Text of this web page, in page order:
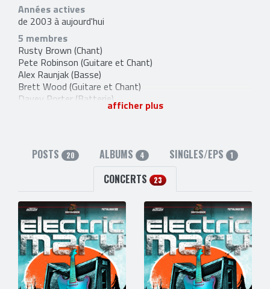
Années actives
de 2003 à aujourd'hui
5 membres
Rusty Brown (Chant)
Pete Robinson (Guitare et Chant)
Alex Raunjak(Basse)
Brett Wood (Guitare et Chant)
Davey Porter (Batterie)
facebooketsite officiel
afficher plus
POSTS 20 ALBUMS 4 SINGLES/EPS 1
CONCERTS 23